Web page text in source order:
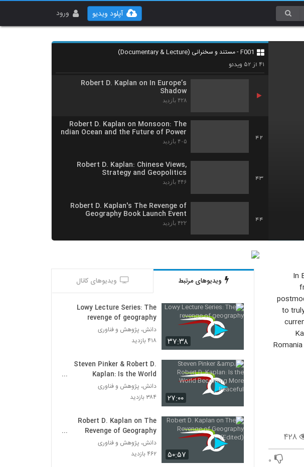
ورود آپلود ویدیو
F001 - مستند و سخنرانی (Documentary & Lecture)
۴۱ از ۵۲ ویدئو
Conversation with Robert D. Kaplan
40
Robert D. Kaplan and The Revenge of
Geography
Robert D. Kaplan on In Europe’s
Shadow
۴۲۸ بازدید
42
Robert D. Kaplan on Monsoon: The
Indian Ocean and the Future of Power
۴۰۵ بازدید
43
Robert D. Kaplan: Chinese Views,
Strategy and Geopolitics
۴۴۶ بازدید
44
Robert D. Kaplan's The Revenge of
Geography Book Launch Event
۴۲۲ بازدید
45
Robert D. Kaplan's The Revenge of
Geography
۴۰۴ بازدید
The Revenge of Geography by Robert
D. Kaplan
۳۹۳ بازدید
The Revenge of Geography, Robert D.
Kaplan presentation to ASPI
Robert D. Kaplan on The Revenge of
Geography (Edited)
۴۶۲ بازدید
Steven Pinker & Robert D. Kaplan: Is
the World Becoming More Peaceful
In
to
۴۲۸
۰
ویدیوهای مرتبط ویدیوهای کانال
۳۷:۳۸
Lowy Lecture Series: The
revenge of geography
دانش، پژوهش و فناوری
۴۱۸ بازدید
۲۷:۰۰
Steven Pinker & Robert D.
Kaplan: Is the World
Becoming More Peaceful
دانش، پژوهش و فناوری
۳۸۴ بازدید
۵۰:۵۷
Robert D. Kaplan on The
Revenge of Geography
(Edited)
دانش، پژوهش و فناوری
۴۶۲ بازدید